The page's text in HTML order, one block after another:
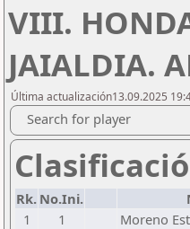
VIII.
JAIALDIA.
Última actualización13.09.2025
Search for player
Rk. No.Ini.
1
1 Moreno